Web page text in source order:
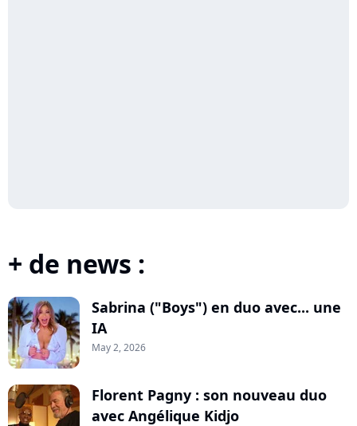
+ de news :
Sabrina ("Boys") en duo avec... une
IA
May 2, 2026
Florent Pagny : son nouveau duo
avec Angélique Kidjo